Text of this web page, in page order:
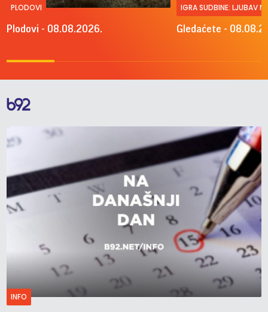
PLODOVI
Plodovi - 08.08.2026.
IGRA SUDBINE: LJUBAV
Gledaćete -
INFO